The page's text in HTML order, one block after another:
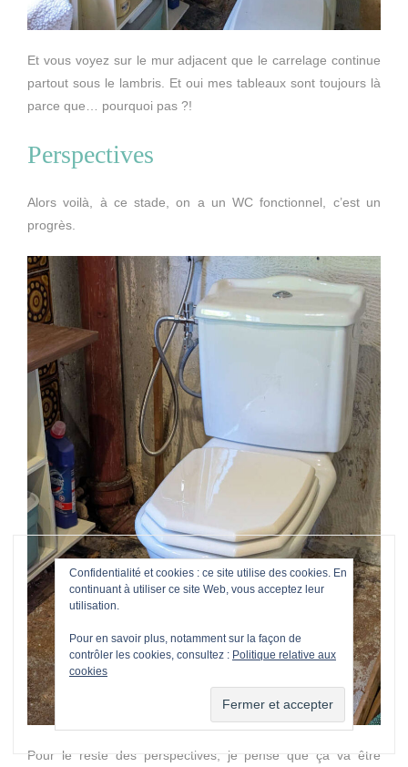
Et vous voyez sur le mur adjacent que le carrelage continue
partout sous le lambris. Et oui mes tableaux sont toujours là
parce que… pourquoi pas ?!
Perspectives
Alors voilà, à ce stade, on a un WC fonctionnel, c’est un
progrès.
Pour le reste des perspectives, je pense que ça va être
Confidentialité et cookies : ce site utilise des cookies. En
continuant à utiliser ce site Web, vous acceptez leur
utilisation.
Pour en savoir plus, notamment sur la façon de
contrôler les cookies, consultez : Politique relative aux
cookies